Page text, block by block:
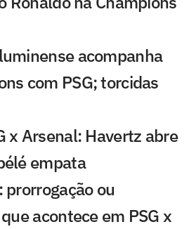
acompanha
com PSG; torcidas
x Arsenal: Havertz abre
empata
ou
acontece em PSG x